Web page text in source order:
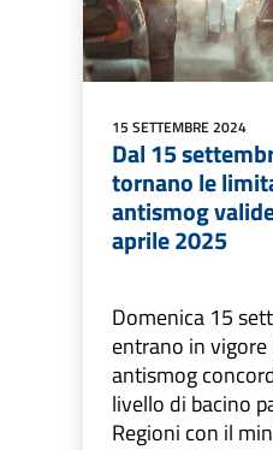
15 SETTEMBRE 2024
Dal 15
tornano le
antismog
aprile 2025
Domenica 15
entrano in
antismog
livello di bacino
Regioni con il